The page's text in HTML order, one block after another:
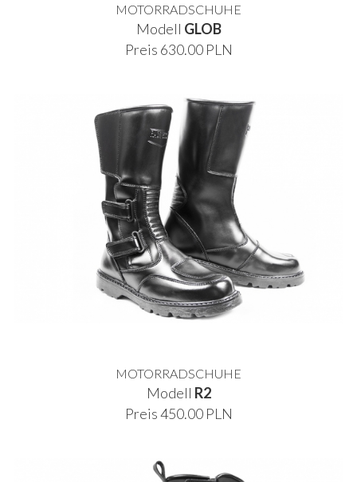
MOTORRADSCHUHE
Modell GLOB
Preis 630.00 PLN
MOTORRADSCHUHE
Modell R2
Preis 450.00 PLN